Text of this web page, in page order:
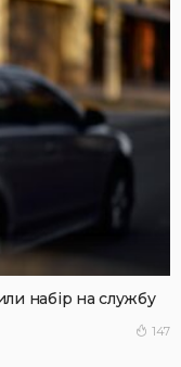
набір на службу
147